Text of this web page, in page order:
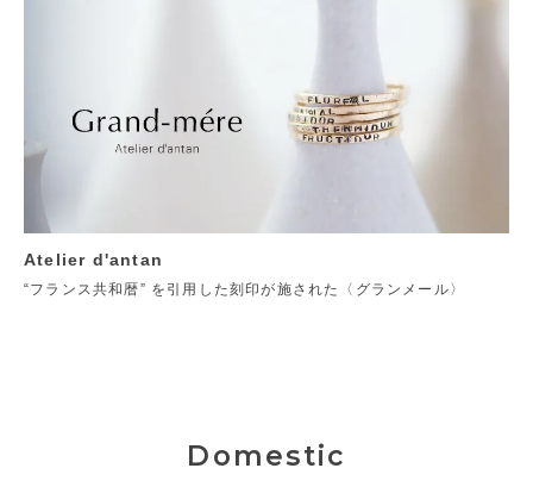
Atelier d'antan
“フランス共和暦” を引用した刻印が施された〈グランメール〉
Domestic